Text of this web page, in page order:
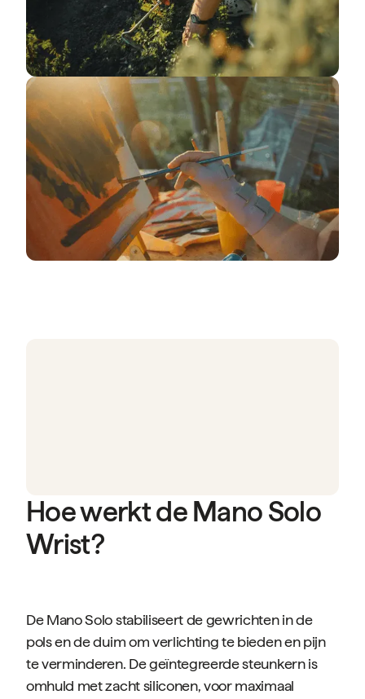
Hoe werkt de Mano Solo
Wrist?
De Mano Solo stabiliseert de gewrichten in de
pols en de duim om verlichting te bieden en pijn
te verminderen. De geïntegreerde steunkern is
omhuld met zacht siliconen, voor maximaal